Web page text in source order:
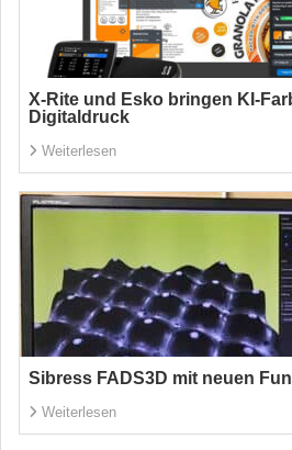
X-Rite und Esko bringen KI-
Digitaldruck
Weiterlesen
Sibress FADS3D mit neuen
Weiterlesen